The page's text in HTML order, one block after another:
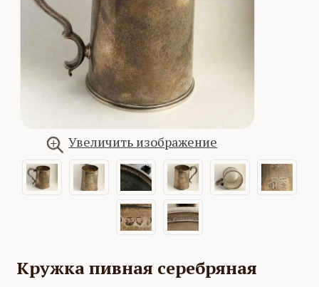
Увеличить изображение
Кружка пивная серебряная